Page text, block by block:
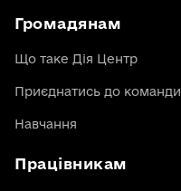
Громадянам
Що таке Дія Центр
Приєднатись до команди
Навчання
Працівникам